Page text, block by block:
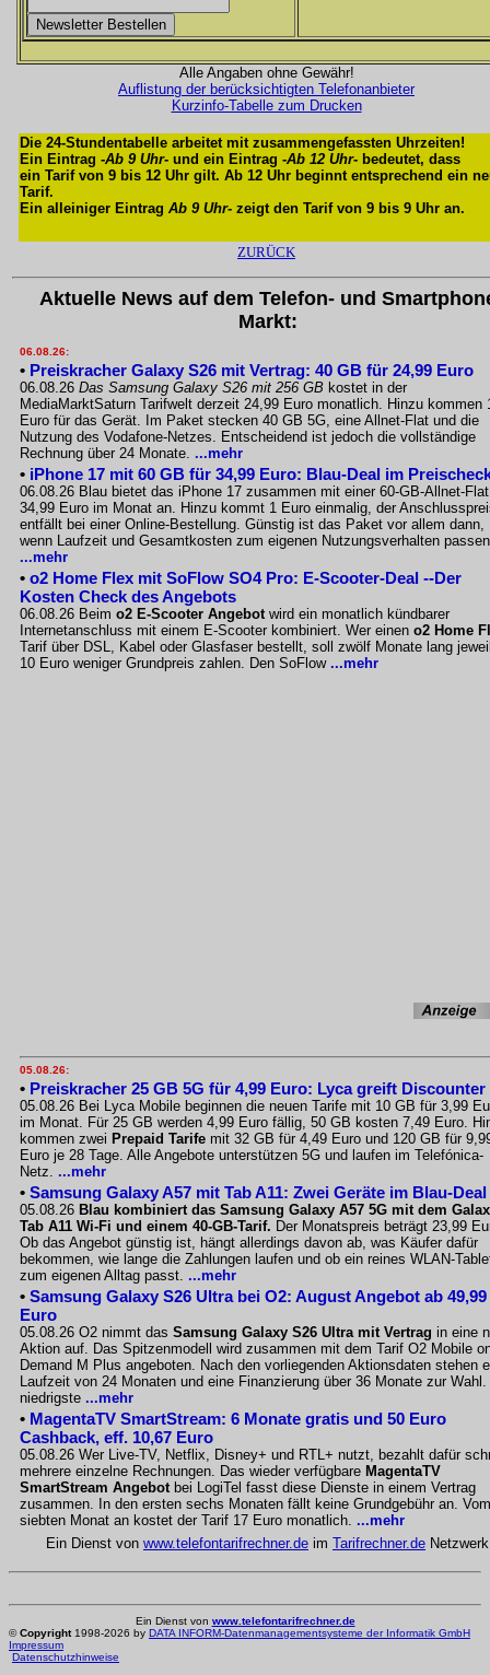
Alle Angaben ohne Gewähr!
Auflistung der berücksichtigten Telefonanbieter
Kurzinfo-Tabelle zum Drucken
Die 24-Stundentabelle arbeitet mit zusammengefassten Uhrzeiten!
Ein Eintrag -Ab 9 Uhr- und ein Eintrag -Ab 12 Uhr- bedeutet, dass
ein Tarif von 9 bis 12 Uhr gilt. Ab 12 Uhr beginnt entsprechend ein
Tarif.
Ein alleiniger Eintrag Ab 9 Uhr- zeigt den Tarif von 9 bis 9 Uhr an.
ZURÜCK
Aktuelle News auf dem Telefon- und
Markt:
06.08.26:
• Preiskracher Galaxy S26 mit Vertrag: 40 GB für 24,99 Euro
06.08.26 Das Samsung Galaxy S26 mit 256 GB kostet in der
MediaMarktSaturn Tarifwelt derzeit 24,99 Euro monatlich. Hinzu kommen
Euro für das Gerät. Im Paket stecken 40 GB 5G, eine Allnet-Flat und die
Nutzung des Vodafone-Netzes. Entscheidend ist jedoch die vollständige
Rechnung über 24 Monate. ...mehr
• iPhone 17 mit 60 GB für 34,99 Euro: Blau-Deal im
06.08.26 Blau bietet das iPhone 17 zusammen mit einer 60-GB-Allnet-
34,99 Euro im Monat an. Hinzu kommt 1 Euro einmalig, der
entfällt bei einer Online-Bestellung. Günstig ist das Paket vor allem dann,
wenn Laufzeit und Gesamtkosten zum eigenen Nutzungsverhalten
...mehr
• o2 Home Flex mit SoFlow SO4 Pro: E-Scooter-Deal --Der
Kosten Check des Angebots
06.08.26 Beim o2 E-Scooter Angebotwird ein monatlich kündbarer
Internetanschluss mit einem E-Scooter kombiniert. Wer einen o2 Home
Tarif über DSL, Kabel oder Glasfaser bestellt, soll zwölf Monate lang
10 Euro weniger Grundpreis zahlen. Den SoFlow ...mehr
05.08.26:
• Preiskracher 25 GB 5G für 4,99 Euro: Lyca greift Discounter
05.08.26 Bei Lyca Mobile beginnen die neuen Tarife mit 10 GB für 3,99
im Monat. Für 25 GB werden 4,99 Euro fällig, 50 GB kosten 7,49 Euro.
kommen zwei Prepaid Tarife mit 32 GB für 4,49 Euro und 120 GB für
Euro je 28 Tage. Alle Angebote unterstützen 5G und laufen im Telefónica-
Netz. ...mehr
• Samsung Galaxy A57 mit Tab A11: Zwei Geräte im Blau-Deal
05.08.26 Blau kombiniert das Samsung Galaxy A57 5G mit dem
Tab A11 Wi-Fi und einem 40-GB-Tarif. Der Monatspreis beträgt 23,99
Ob das Angebot günstig ist, hängt allerdings davon ab, was Käufer dafür
bekommen, wie lange die Zahlungen laufen und ob ein reines WLAN-
zum eigenen Alltag passt. ...mehr
• Samsung Galaxy S26 Ultra bei O2: August Angebot ab 49,99
Euro
05.08.26 O2 nimmt das Samsung Galaxy S26 Ultra mit Vertrag in eine
Aktion auf. Das Spitzenmodell wird zusammen mit dem Tarif O2 Mobile
Demand M Plus angeboten. Nach den vorliegenden Aktionsdaten stehen
Laufzeit von 24 Monaten und eine Finanzierung über 36 Monate zur Wahl.
niedrigste ...mehr
• MagentaTV SmartStream: 6 Monate gratis und 50 Euro
Cashback, eff. 10,67 Euro
05.08.26 Wer Live-TV, Netflix, Disney+ und RTL+ nutzt, bezahlt dafür
mehrere einzelne Rechnungen. Das wieder verfügbare MagentaTV
SmartStream Angebotbei LogiTel fasst diese Dienste in einem Vertrag
zusammen. In den ersten sechs Monaten fällt keine Grundgebühr an. Vom
siebten Monat an kostet der Tarif 17 Euro monatlich. ...mehr
Ein Dienst von www.telefontarifrechner.de im Tarifrechner.de Netzwerk
Ein Dienst von www.telefontarifrechner.de
©Copyright1998-2026 by DATA INFORM-Datenmanagementsysteme der Informatik GmbH
Impressum
Datenschutzhinweise